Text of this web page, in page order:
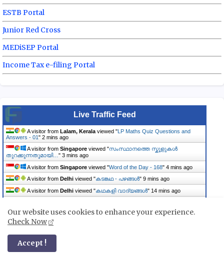
ESTB Portal
Junior Red Cross
MEDiSEP Portal
Income Tax e-filing Portal
Live Traffic Feed
A visitor from Lalam, Kerala viewed "LP Maths Quiz Questions and
Answers - 01" 2 mins ago
A visitor from Singapore viewed "സംസ്ഥാനത്തെ സ്കൂ‍ളുകൾ
തുറക്കുന്നതുമായി… " 3 mins ago
A visitor from Singapore viewed "Word of the Day - 168" 4 mins ago
A visitor from Delhi viewed "കടങ്കഥ - പഴങ്ങൾ" 9 mins ago
A visitor from Delhi viewed "കഥകളി വാദ്യങ്ങൾ" 14 mins ago
Quiz Questions and…
15 mins ago
A visitor from
ago
A visitor from
Our website uses cookies to enhance your experience.
Check Now
Accept !